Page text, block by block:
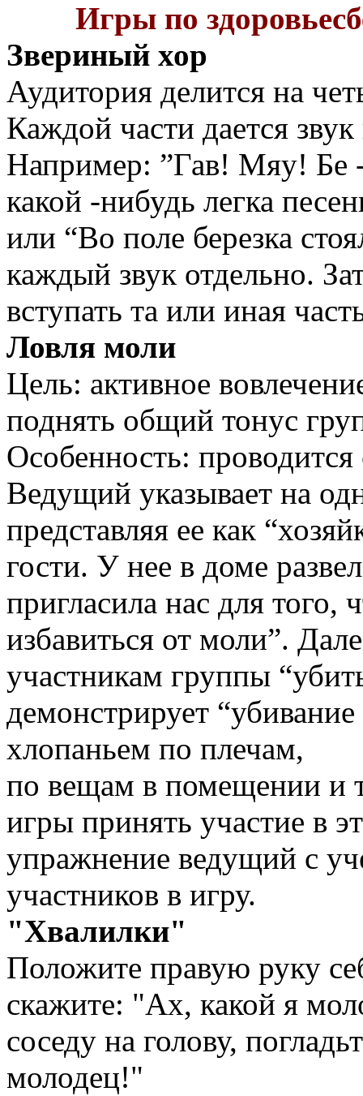
Игры по
Звериный хор
Аудитория делится на
Каждой части дается
Например: ”Гав! Мяу! Бе
какой -нибудь легка
или “Во поле березка
каждый звук отдельно.
вступать та или иная
Ловля моли
Цель: активное
поднять общий тонус
Особенность:
Ведущий указывает на
представляя ее как
гости. У нее в доме
пригласила нас для
избавиться от моли”.
участникам группы
демонстрирует
хлопаньем по плечам,
по вещам в помещении и
игры принять участие в
упражнение ведущий с
участников в игру.
"Хвалилки"
Положите правую руку
скажите: "Ах, какой я
соседу на голову,
молодец!"